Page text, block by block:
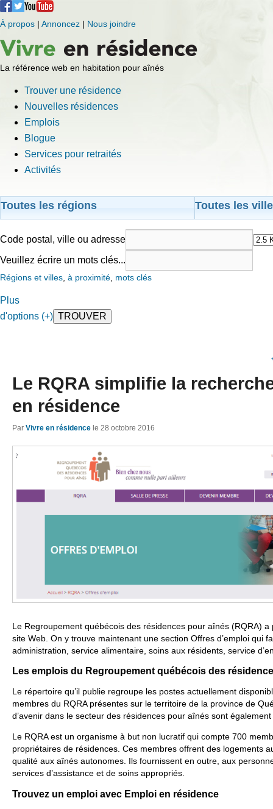
À propos | Annoncez | Nous joindre
La référence web en habitation pour aînés
Trouver une résidence
Nouvelles résidences
Emplois
Blogue
Services pour retraités
Activités
Toutes les régions Toutes les
Code postal, ville ou adresse
Veuillez écrire un mots clés...
Régions et villes à proximité mots clés
Plus
d'options (+)
Le RQRA simplifie la
en résidence
Par Vivre en résidence le 28 octobre 2016
Le Regroupement québécois des résidences pour aînés (RQRA)
site Web. On y trouve maintenant une section Offres d’emploi qui
administration, service alimentaire, soins aux résidents, service
Les emplois du Regroupement québécois des
Le répertoire qu’il publie regroupe les postes actuellement
membres du RQRA présentes sur le territoire de la province de
d’avenir dans le secteur des résidences pour aînés sont
Le RQRA est un organisme à but non lucratif qui compte 700
propriétaires de résidences. Ces membres offrent des logements
qualité aux aînés autonomes. Ils fournissent en outre, aux
services d’assistance et de soins appropriés.
Trouvez un emploi avec Emploi en résidence